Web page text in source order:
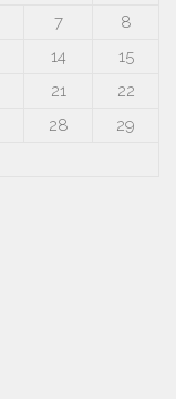
7
8
14
15
21
22
28
29